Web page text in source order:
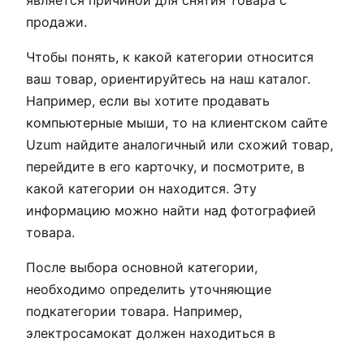
продажи.
Чтобы понять, к какой категории относится
ваш товар, ориентируйтесь на наш каталог.
Например, если вы хотите продавать
компьютерные мыши, то на клиентском сайте
Uzum найдите аналогичный или схожий товар,
перейдите в его карточку, и посмотрите, в
какой категории он находится. Эту
информацию можно найти над фотографией
товара.
После выбора основной категории,
необходимо определить уточняющие
подкатегории товара. Например,
электросамокат должен находиться в